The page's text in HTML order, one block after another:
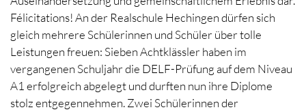
Félicitations! An der Realschule Hechingen dürfen sich
gleich mehrere Schülerinnen und Schüler über tolle
Leistungen freuen: Sieben Achtklässler haben im
vergangenen Schuljahr die DELF-Prüfung auf dem Niveau
A1 erfolgreich abgelegt und durften nun ihre Diplome
stolz entgegennehmen. Zwei Schülerinnen der